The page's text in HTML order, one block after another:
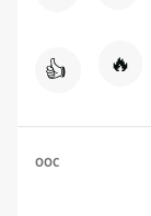
👍 🔥
ООС